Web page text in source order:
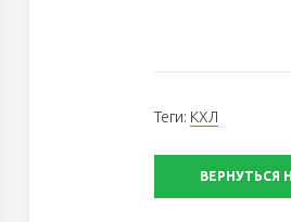
Теги: КХЛ
ВЕРНУТЬСЯ